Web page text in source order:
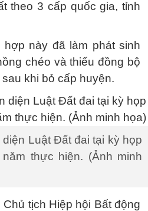
theo 3 cấp quốc gia, tỉnh
này đã làm phát sinh
chéo và thiếu đồng bộ
khi bỏ cấp huyện.
Luật Đất đai tại kỳ họp
thực hiện. (Ảnh minh
tịch Hiệp hội Bất động